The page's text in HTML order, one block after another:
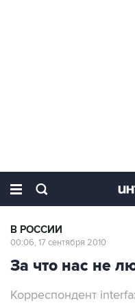
В РОССИИ
00:06, 17 сентября 2010
За что нас не
Корреспондент